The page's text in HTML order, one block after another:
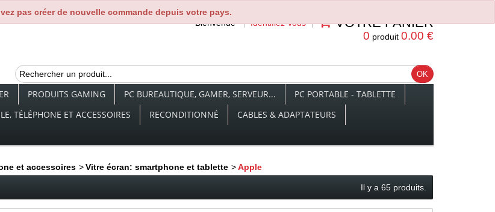
pas créer de nouvelle commande depuis votre pays.
Bienvenue
Identifiez-vous VOTRE PANIER
0 produit 0.00 €
PRODUITS GAMING PC BUREAUTIQUE, GAMER, SERVEUR...
PC PORTABLE - TABLETTE
TÉLÉPHONE ET ACCESSOIRES RECONDITIONNÉ
CABLES & ADAPTATEURS
et accessoires > Vitre écran: smartphone et tablette > Apple
Il y a 65 produits.